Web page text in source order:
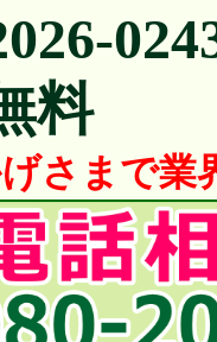
料
さまで業